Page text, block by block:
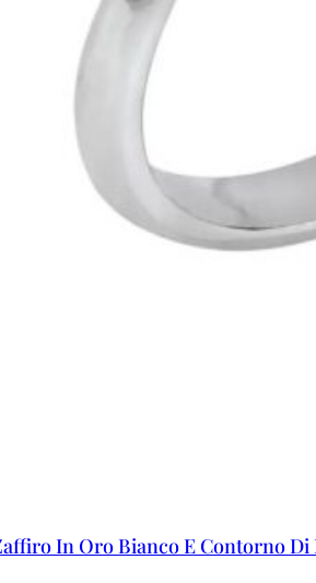
In Oro Bianco E Contorno